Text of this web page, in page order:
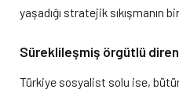
yaşadığı stratejik sıkışmanın
Süreklileşmiş örgütlü
Türkiye sosyalist solu ise,